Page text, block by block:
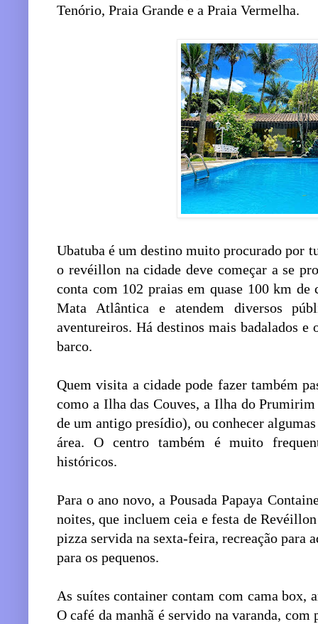
Tenório, Praia Grande e a Praia Vermelha.
Ubatuba é um destino muito procurado por
o revéillon na cidade deve começar a se
conta com 102 praias em quase 100 km de
Mata Atlântica e atendem diversos
aventureiros. Há destinos mais badalados
barco.
Quem visita a cidade pode fazer também
como a Ilha das Couves, a Ilha do
de um antigo presídio), ou conhecer
área. O centro também é muito
históricos.
Para o ano novo, a Pousada Papaya
noites, que incluem ceia e festa de
pizza servida na sexta-feira, recreação para
para os pequenos.
As suítes container contam com cama box,
O café da manhã é servido na varanda,